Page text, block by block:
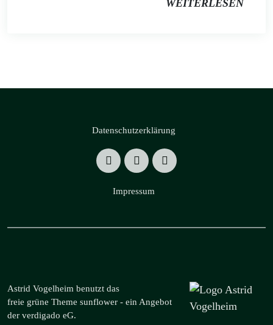
WEITERLESEN
Datenschutzerklärung
Impressum
Astrid Vogelheim benutzt das
freie grüne Theme sunflower ‐ ein Angebot
der verdigado eG.